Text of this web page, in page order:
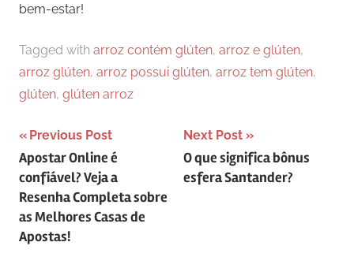
bem-estar!
Tagged with arroz contém glúten, arroz e glúten,
arroz glúten, arroz possui glúten, arroz tem glúten,
glúten, glúten arroz
Navegação
de
artigos
Previous Post
Apostar Online é
confiável? Veja a
Resenha Completa sobre
as Melhores Casas de
Apostas!
Next Post
O que significa bônus
esfera Santander?